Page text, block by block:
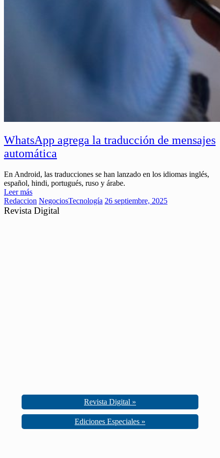
WhatsApp agrega la traducción de mensajes
automática
En Android, las traducciones se han lanzado en los idiomas inglés,
español, hindi, portugués, ruso y árabe.
Leer más
Redaccion NegociosTecnología 26 septiembre, 2025
Revista Digital
Revista Digital »
Ediciones Especiales »